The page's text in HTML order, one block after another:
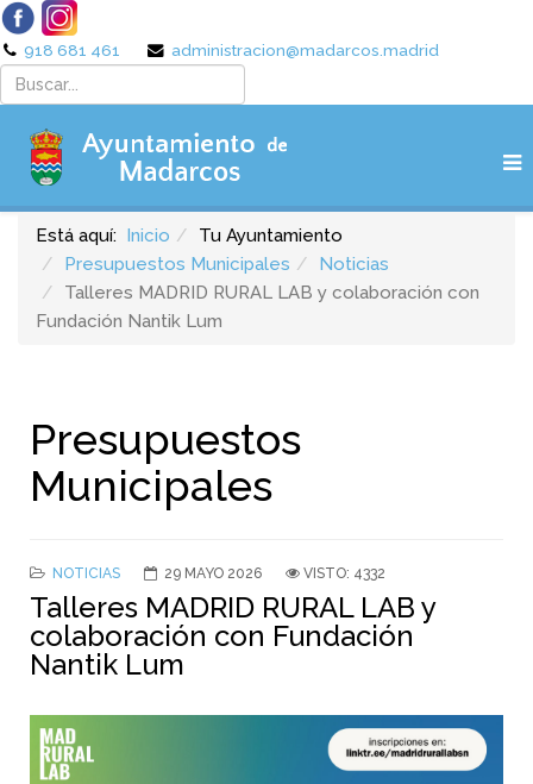
918 681 461 administracion@madarcos.madrid
Está aquí: Inicio
Tu Ayuntamiento
Presupuestos Municipales
Noticias
Talleres MADRID RURAL LAB y colaboración con
Fundación Nantik Lum
Presupuestos
Municipales
NOTICIAS 29 MAYO 2026 VISTO: 4332
Talleres MADRID RURAL LAB y
colaboración con Fundación
Nantik Lum